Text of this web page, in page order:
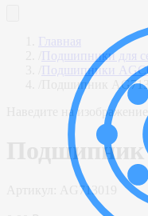
Главная
Подшипники для
Подшипники
Подшипник
Наведите на
Подшипник
AG713019